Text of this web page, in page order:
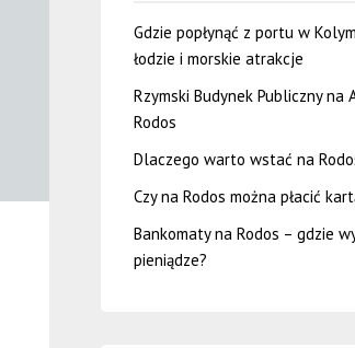
Gdzie popłynąć z portu w
łodzie i morskie atrakcje
Rzymski Budynek Publiczny na
Rodos
Dlaczego warto wstać na
Czy na Rodos można płacić
Bankomaty na Rodos – gdzie
pieniądze?